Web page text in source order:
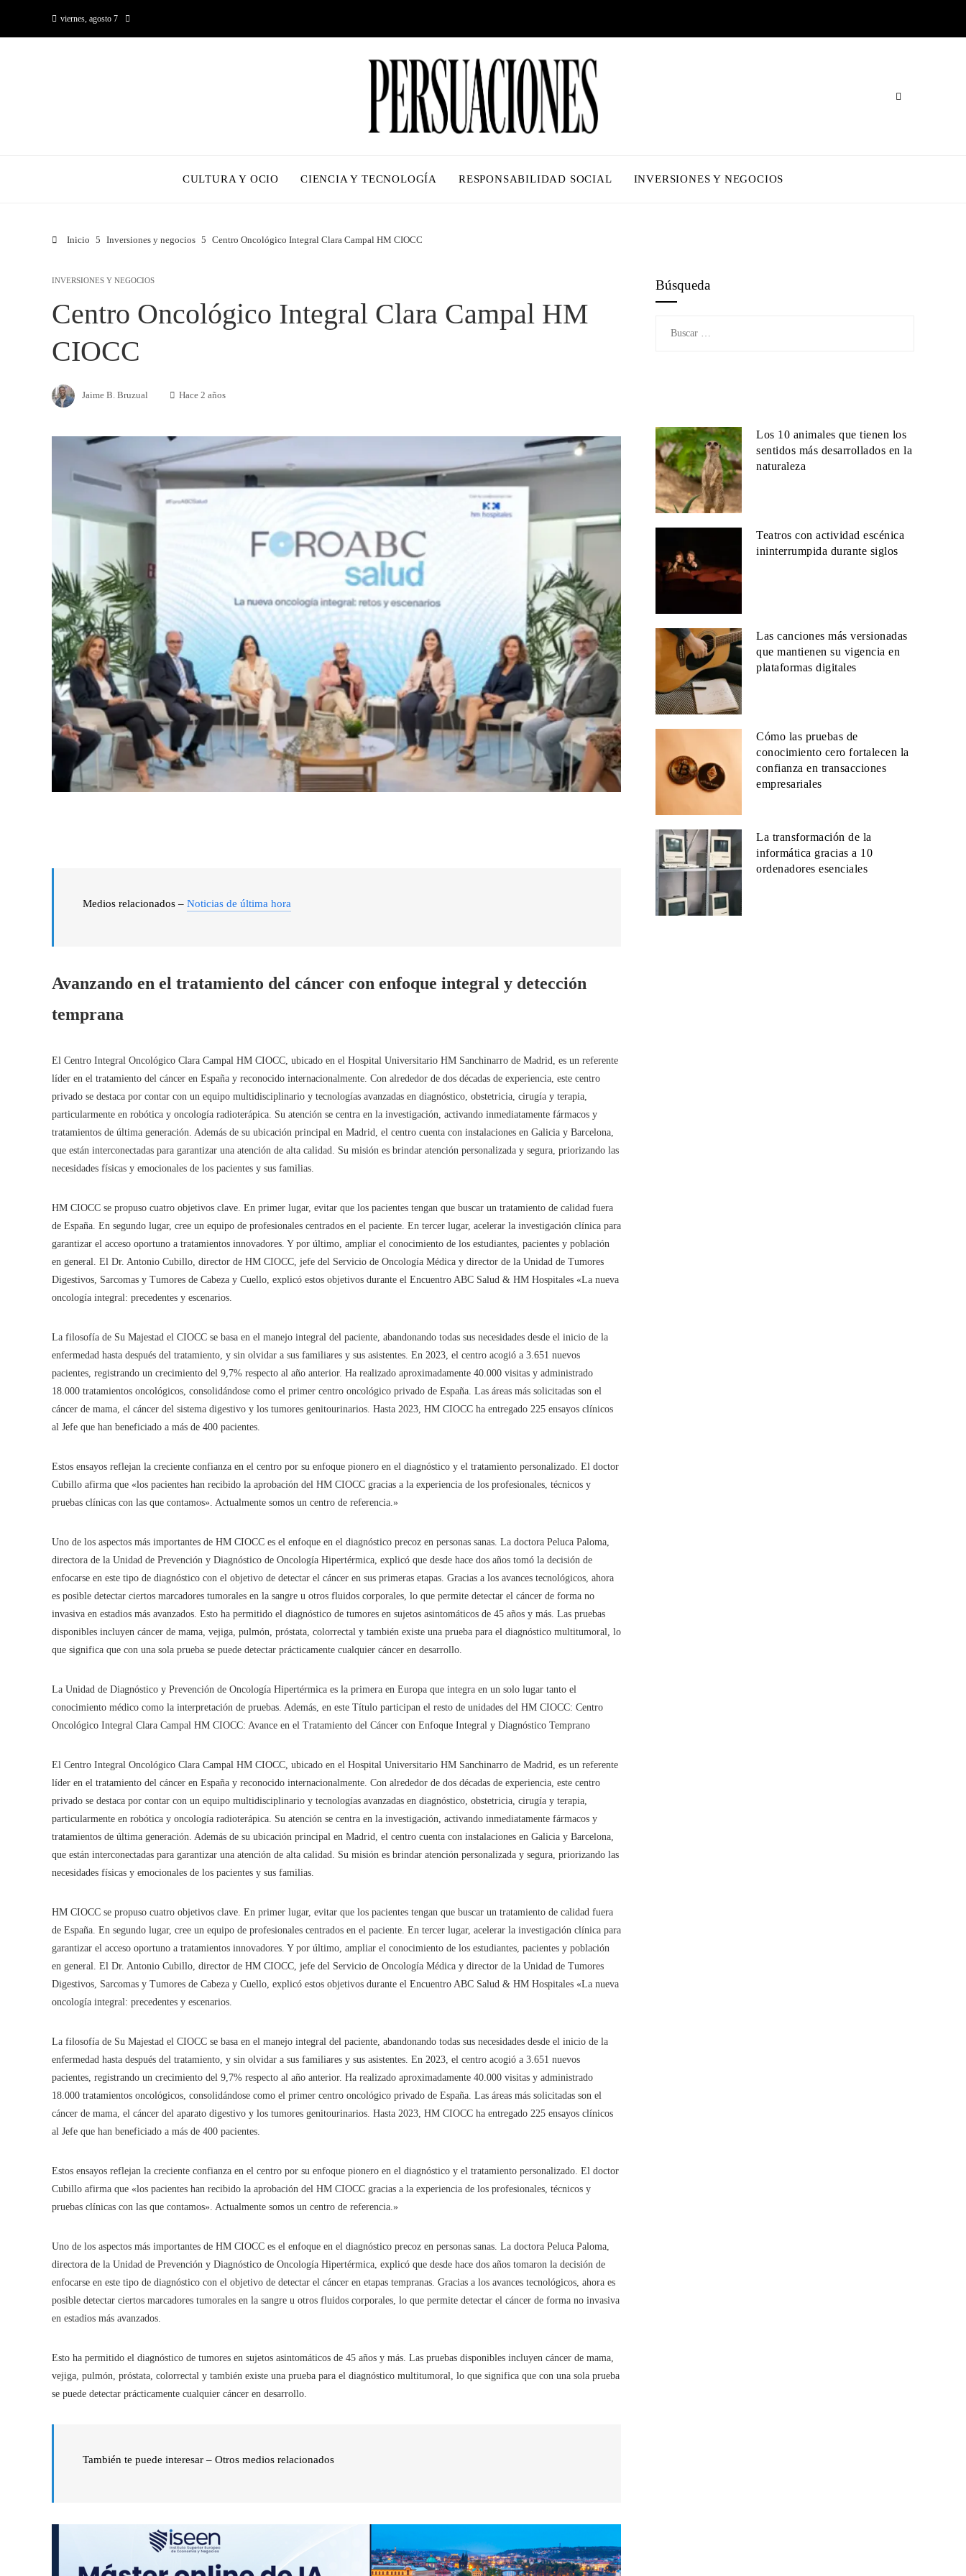
viernes, agosto 7
CULTURA Y OCIO CIENCIA Y TECNOLOGÍA RESPONSABILIDAD SOCIAL INVERSIONES Y NEGOCIOS
Inicio Inversiones y negocios Centro Oncológico Integral Clara Campal HM CIOCC
INVERSIONES Y NEGOCIOS
Centro Oncológico Integral Clara Campal HM
CIOCC
Jaime B. Bruzual Hace 2 años
Medios relacionados – Noticias de última hora
Avanzando en el tratamiento del cáncer con enfoque integral y detección
temprana
El Centro Integral Oncológico Clara Campal HM CIOCC, ubicado en el Hospital Universitario HM Sanchinarro de Madrid, es un referente
líder en el tratamiento del cáncer en España y reconocido internacionalmente. Con alrededor de dos décadas de experiencia, este centro
privado se destaca por contar con un equipo multidisciplinario y tecnologías avanzadas en diagnóstico, obstetricia, cirugía y terapia,
particularmente en robótica y oncología radioterápica. Su atención se centra en la investigación, activando inmediatamente fármacos y
tratamientos de última generación. Además de su ubicación principal en Madrid, el centro cuenta con instalaciones en Galicia y Barcelona, ​​
que están interconectadas para garantizar una atención de alta calidad. Su misión es brindar atención personalizada y segura, priorizando las
necesidades físicas y emocionales de los pacientes y sus familias.
HM CIOCC se propuso cuatro objetivos clave. En primer lugar, evitar que los pacientes tengan que buscar un tratamiento de calidad fuera
de España. En segundo lugar, cree un equipo de profesionales centrados en el paciente. En tercer lugar, acelerar la investigación clínica para
garantizar el acceso oportuno a tratamientos innovadores. Y por último, ampliar el conocimiento de los estudiantes, pacientes y población
en general. El Dr. Antonio Cubillo, director de HM CIOCC, jefe del Servicio de Oncología Médica y director de la Unidad de Tumores
Digestivos, Sarcomas y Tumores de Cabeza y Cuello, explicó estos objetivos durante el Encuentro ABC Salud & HM Hospitales «La nueva
oncología integral: precedentes y escenarios.
La filosofía de Su Majestad el CIOCC se basa en el manejo integral del paciente, abandonando todas sus necesidades desde el inicio de la
enfermedad hasta después del tratamiento, y sin olvidar a sus familiares y sus asistentes. En 2023, el centro acogió a 3.651 nuevos
pacientes, registrando un crecimiento del 9,7% respecto al año anterior. Ha realizado aproximadamente 40.000 visitas y administrado
18.000 tratamientos oncológicos, consolidándose como el primer centro oncológico privado de España. Las áreas más solicitadas son el
cáncer de mama, el cáncer del sistema digestivo y los tumores genitourinarios. Hasta 2023, HM CIOCC ha entregado 225 ensayos clínicos
al Jefe que han beneficiado a más de 400 pacientes.
Estos ensayos reflejan la creciente confianza en el centro por su enfoque pionero en el diagnóstico y el tratamiento personalizado. El doctor
Cubillo afirma que «los pacientes han recibido la aprobación del HM CIOCC gracias a la experiencia de los profesionales, técnicos y
pruebas clínicas con las que contamos». Actualmente somos un centro de referencia.»
Uno de los aspectos más importantes de HM CIOCC es el enfoque en el diagnóstico precoz en personas sanas. La doctora Peluca Paloma,
directora de la Unidad de Prevención y Diagnóstico de Oncología Hipertérmica, explicó que desde hace dos años tomó la decisión de
enfocarse en este tipo de diagnóstico con el objetivo de detectar el cáncer en sus primeras etapas. Gracias a los avances tecnológicos, ahora
es posible detectar ciertos marcadores tumorales en la sangre u otros fluidos corporales, lo que permite detectar el cáncer de forma no
invasiva en estadios más avanzados. Esto ha permitido el diagnóstico de tumores en sujetos asintomáticos de 45 años y más. Las pruebas
disponibles incluyen cáncer de mama, vejiga, pulmón, próstata, colorrectal y también existe una prueba para el diagnóstico multitumoral, lo
que significa que con una sola prueba se puede detectar prácticamente cualquier cáncer en desarrollo.
La Unidad de Diagnóstico y Prevención de Oncología Hipertérmica es la primera en Europa que integra en un solo lugar tanto el
conocimiento médico como la interpretación de pruebas. Además, en este Título participan el resto de unidades del HM CIOCC: Centro
Oncológico Integral Clara Campal HM CIOCC: Avance en el Tratamiento del Cáncer con Enfoque Integral y Diagnóstico Temprano
El Centro Integral Oncológico Clara Campal HM CIOCC, ubicado en el Hospital Universitario HM Sanchinarro de Madrid, es un referente
líder en el tratamiento del cáncer en España y reconocido internacionalmente. Con alrededor de dos décadas de experiencia, este centro
privado se destaca por contar con un equipo multidisciplinario y tecnologías avanzadas en diagnóstico, obstetricia, cirugía y terapia,
particularmente en robótica y oncología radioterápica. Su atención se centra en la investigación, activando inmediatamente fármacos y
tratamientos de última generación. Además de su ubicación principal en Madrid, el centro cuenta con instalaciones en Galicia y Barcelona, ​​
que están interconectadas para garantizar una atención de alta calidad. Su misión es brindar atención personalizada y segura, priorizando las
necesidades físicas y emocionales de los pacientes y sus familias.
HM CIOCC se propuso cuatro objetivos clave. En primer lugar, evitar que los pacientes tengan que buscar un tratamiento de calidad fuera
de España. En segundo lugar, cree un equipo de profesionales centrados en el paciente. En tercer lugar, acelerar la investigación clínica para
garantizar el acceso oportuno a tratamientos innovadores. Y por último, ampliar el conocimiento de los estudiantes, pacientes y población
en general. El Dr. Antonio Cubillo, director de HM CIOCC, jefe del Servicio de Oncología Médica y director de la Unidad de Tumores
Digestivos, Sarcomas y Tumores de Cabeza y Cuello, explicó estos objetivos durante el Encuentro ABC Salud & HM Hospitales «La nueva
oncología integral: precedentes y escenarios.
La filosofía de Su Majestad el CIOCC se basa en el manejo integral del paciente, abandonando todas sus necesidades desde el inicio de la
enfermedad hasta después del tratamiento, y sin olvidar a sus familiares y sus asistentes. En 2023, el centro acogió a 3.651 nuevos
pacientes, registrando un crecimiento del 9,7% respecto al año anterior. Ha realizado aproximadamente 40.000 visitas y administrado
18.000 tratamientos oncológicos, consolidándose como el primer centro oncológico privado de España. Las áreas más solicitadas son el
cáncer de mama, el cáncer del aparato digestivo y los tumores genitourinarios. Hasta 2023, HM CIOCC ha entregado 225 ensayos clínicos
al Jefe que han beneficiado a más de 400 pacientes.
Estos ensayos reflejan la creciente confianza en el centro por su enfoque pionero en el diagnóstico y el tratamiento personalizado. El doctor
Cubillo afirma que «los pacientes han recibido la aprobación del HM CIOCC gracias a la experiencia de los profesionales, técnicos y
pruebas clínicas con las que contamos». Actualmente somos un centro de referencia.»
Uno de los aspectos más importantes de HM CIOCC es el enfoque en el diagnóstico precoz en personas sanas. La doctora Peluca Paloma,
directora de la Unidad de Prevención y Diagnóstico de Oncología Hipertérmica, explicó que desde hace dos años tomaron la decisión de
enfocarse en este tipo de diagnóstico con el objetivo de detectar el cáncer en etapas tempranas. Gracias a los avances tecnológicos, ahora es
posible detectar ciertos marcadores tumorales en la sangre u otros fluidos corporales, lo que permite detectar el cáncer de forma no invasiva
en estadios más avanzados.
Esto ha permitido el diagnóstico de tumores en sujetos asintomáticos de 45 años y más. Las pruebas disponibles incluyen cáncer de mama,
vejiga, pulmón, próstata, colorrectal y también existe una prueba para el diagnóstico multitumoral, lo que significa que con una sola prueba
se puede detectar prácticamente cualquier cáncer en desarrollo.
También te puede interesar – Otros medios relacionados
Búsqueda
Los 10 animales que tienen los
sentidos más desarrollados en la
naturaleza
Teatros con actividad escénica
ininterrumpida durante siglos
Las canciones más versionadas
que mantienen su vigencia en
plataformas digitales
Cómo las pruebas de
conocimiento cero fortalecen la
confianza en transacciones
empresariales
La transformación de la
informática gracias a 10
ordenadores esenciales